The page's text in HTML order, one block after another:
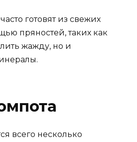
готовят из свежих
пряностей, таких как
жажду, но и
всего несколько